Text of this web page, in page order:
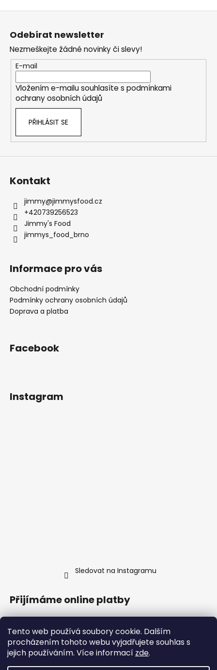
Tento web používá soubory cookie. Dalším
procházením tohoto webu vyjadřujete souhlas s
jejich používáním. Více informací zde.
Z
Odebírat newsletter
Nezmeškejte žádné novinky či slevy!
E-mail
Vložením e-mailu souhlasíte s podmínkami
ochrany osobních údajů
PŘIHLÁSIT SE
Kontakt
jimmy@jimmysfood.cz
+420739256523
Jimmy's Food
jimmys_food_brno
Informace pro vás
Obchodní podmínky
Podmínky ochrany osobních údajů
Doprava a platba
Facebook
Instagram
Sledovat na Instagramu
Přijímáme online platby